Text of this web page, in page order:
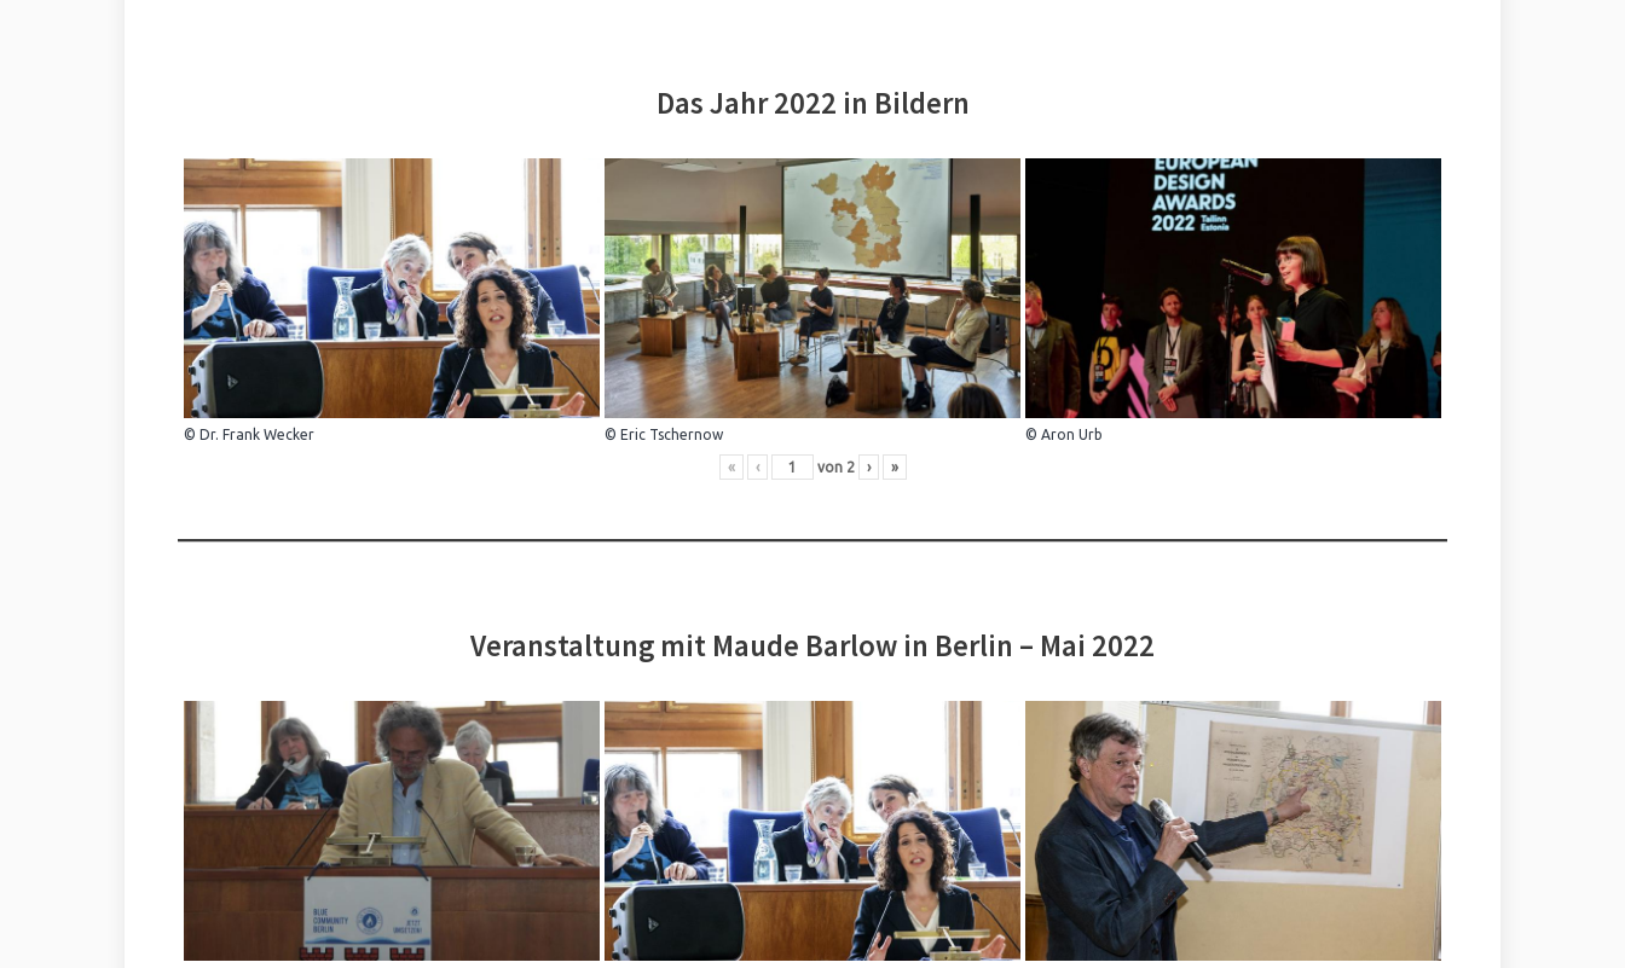
Das Jahr 2022 in Bildern
© Dr. Frank Wecker © Eric Tschernow © Aron Urb
« ‹ von 2 › »
Veranstaltung mit Maude Barlow in Berlin – Mai 2022